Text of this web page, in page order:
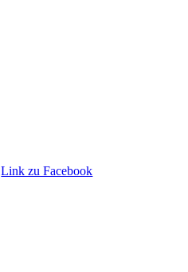
Link zu Facebook